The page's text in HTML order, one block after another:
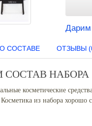
Дарим
О СОСТАВЕ ОТЗЫВЫ
СОСТАВ НАБОРА
косметические
Косметика из набора хорошо